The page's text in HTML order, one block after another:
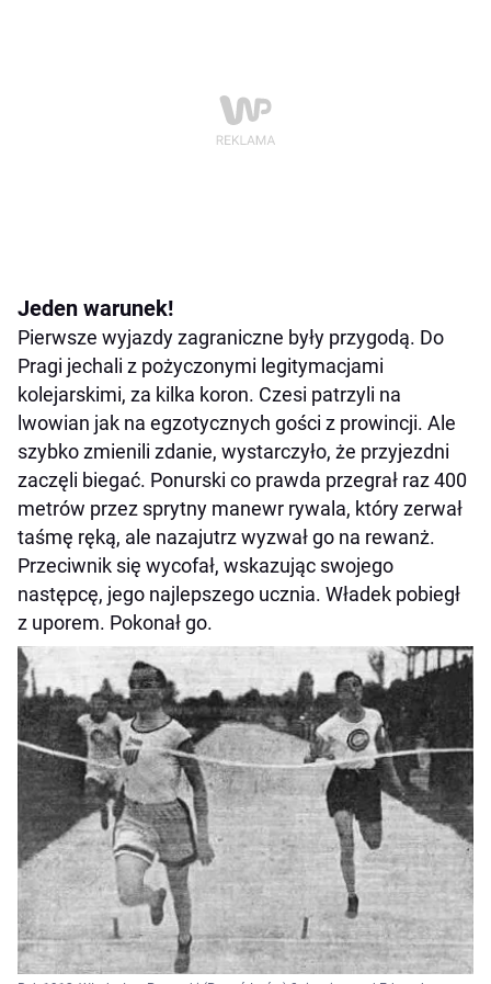
Jeden warunek!
Pierwsze wyjazdy zagraniczne były przygodą. Do
Pragi jechali z pożyczonymi legitymacjami
kolejarskimi, za kilka koron. Czesi patrzyli na
lwowian jak na egzotycznych gości z prowincji. Ale
szybko zmienili zdanie, wystarczyło, że przyjezdni
zaczęli biegać. Ponurski co prawda przegrał raz 400
metrów przez sprytny manewr rywala, który zerwał
taśmę ręką, ale nazajutrz wyzwał go na rewanż.
Przeciwnik się wycofał, wskazując swojego
następcę, jego najlepszego ucznia. Władek pobiegł
z uporem. Pokonał go.